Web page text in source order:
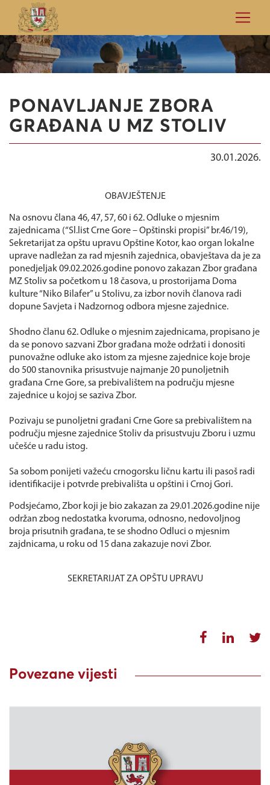
PONAVLJANJE ZBORA
GRAĐANA U MZ STOLIV
30.01.2026.
OBAVJEŠTENJE
Na osnovu člana 46, 47, 57, 60 i 62. Odluke o mjesnim
zajednicama (“Sl.list Crne Gore – Opštinski propisi” br.46/19),
Sekretarijat za opštu upravu Opštine Kotor, kao organ lokalne
uprave nadležan za rad mjesnih zajednica, obavještava da je za
ponedjeljak 09.02.2026.godine ponovo zakazan Zbor građana
MZ Stoliv sa početkom u 18 časova, u prostorijama Doma
kulture “Niko Bilafer” u Stolivu, za izbor novih članova radi
dopune Savjeta i Nadzornog odbora mjesne zajednice.
Shodno članu 62. Odluke o mjesnim zajednicama, propisano je
da se ponovo sazvani Zbor građana može održati i donositi
punovažne odluke ako istom za mjesne zajednice koje broje
do 500 stanovnika prisustvuje najmanje 20 punoljetnih
građana Crne Gore, sa prebivalištem na području mjesne
zajednice u kojoj se saziva Zbor.
Pozivaju se punoljetni građani Crne Gore sa prebivalištem na
području mjesne zajednice Stoliv da prisustvuju Zboru i uzmu
učešće u radu istog.
Sa sobom ponijeti važeću crnogorsku ličnu kartu ili pasoš radi
identifikacije i potvrde prebivališta u opštini i Crnoj Gori.
Podsjećamo, Zbor koji je bio zakazan za 29.01.2026.godine nije
održan zbog nedostatka kvoruma, odnosno, nedovoljnog
broja prisutnih građana, te se shodno Odluci o mjesnim
zajdnicama, u roku od 15 dana zakazuje novi Zbor.
SEKRETARIJAT ZA OPŠTU UPRAVU
Povezane vijesti